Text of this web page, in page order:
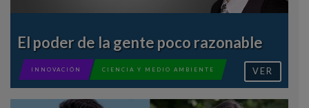
El poder de la gente poco razonable
CIENCIA Y MEDIO AMBIENTE
INNOVACIÓN VER